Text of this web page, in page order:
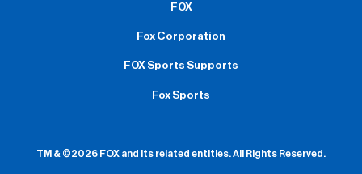
FOX
Fox Corporation
FOX Sports Supports
Fox Sports
TM & ©2026 FOX and its related entities.All Rights Reserved.